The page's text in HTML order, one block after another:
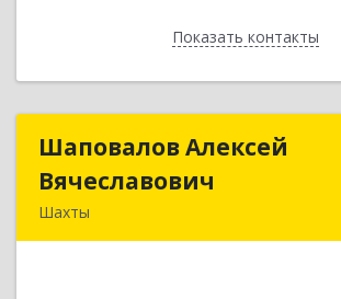
Показать контакты
Назад
Шаповалов Алексей
Вячеславович
Шахты
Шаповалов